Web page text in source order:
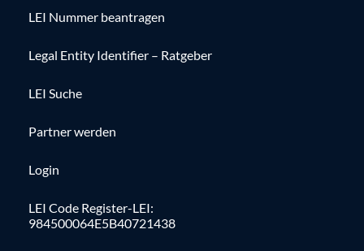
LEI Nummer beantragen
Legal Entity Identifier – Ratgeber
LEI Suche
Partner werden
Login
LEI Code Register-LEI:
984500064E5B40721438